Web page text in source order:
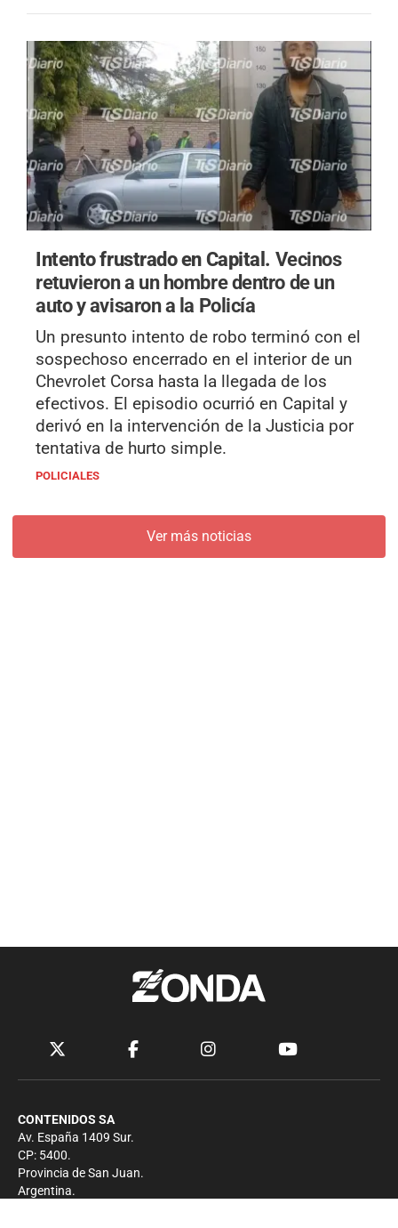
Intento frustrado en Capital. Vecinos
retuvieron a un hombre dentro de un
auto y avisaron a la Policía
Un presunto intento de robo terminó con el
sospechoso encerrado en el interior de un
Chevrolet Corsa hasta la llegada de los
efectivos. El episodio ocurrió en Capital y
derivó en la intervención de la Justicia por
tentativa de hurto simple.
POLICIALES
Ver más noticias
CONTENIDOS SA
Av. España 1409 Sur.
CP: 5400.
Provincia de San Juan.
Argentina.